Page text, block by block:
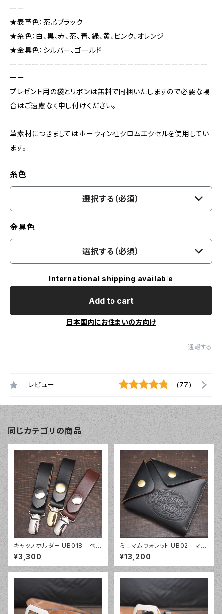
ーー
★表革色：茶芯ブラック
★糸色：白、黒、赤、茶、青、緑、黄、ピンク、オレンジ
★金具色：シルバー、ゴールド
ーーーーーーーーーーーーーーーーーーーーーーーーーーー
ーー
プレゼント用の袋とリボンは無料で同梱いたしますので必要な場
合はご遠慮なく申し付けください。
革素材につきましてはホーウィン社クロムエクセルを使用してい
ます。
糸色
選択する（必須）
金具色
選択する（必須）
International shipping available
Add to cart
日本国内にお住まいの方向け
通報する
レビュー (77)
同じカテゴリの商品
キャップホルダー UB018 ベル
トループキーホルダー 帽子ホ
ルダー バイカー
¥3,300
ミニマムウォレット UB02 マチ
付き 2ボタン ミニウォレット ク
ロムエクセル
¥13,200